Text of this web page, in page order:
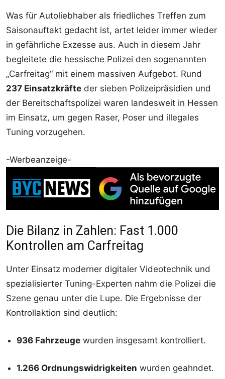
Was für Autoliebhaber als friedliches Treffen zum
Saisonauftakt gedacht ist, artet leider immer wieder
in gefährliche Exzesse aus. Auch in diesem Jahr
begleitete die hessische Polizei den sogenannten
„Carfreitag“ mit einem massiven Aufgebot. Rund
237 Einsatzkräfte der sieben Polizeipräsidien und
der Bereitschaftspolizei waren landesweit in Hessen
im Einsatz, um gegen Raser, Poser und illegales
Tuning vorzugehen.
-Werbeanzeige-
Die Bilanz in Zahlen: Fast 1.000
Kontrollen am Carfreitag
Unter Einsatz moderner digitaler Videotechnik und
spezialisierter Tuning-Experten nahm die Polizei die
Szene genau unter die Lupe. Die Ergebnisse der
Kontrollaktion sind deutlich:
936 Fahrzeuge wurden insgesamt kontrolliert.
1.266 Ordnungswidrigkeiten wurden geahndet.